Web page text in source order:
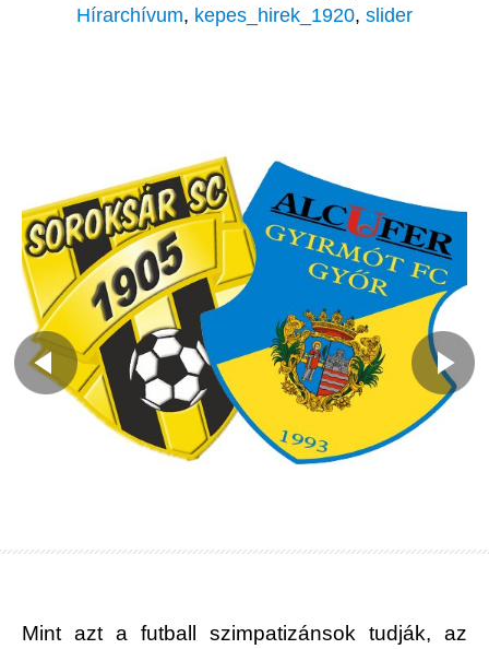
Hírarchívum, kepes_hirek_1920, slider
Mint azt a futball szimpatizánsok tudják, az